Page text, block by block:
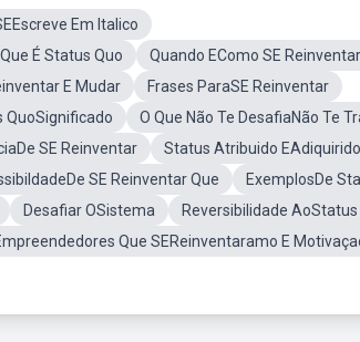
Em Italico
É Status Quo
Quando EComo SE Reinventar
E Mudar
Frases ParaSE Reinventar
QuoSignificado
O Que Não Te DesafiaNão Te
SE Reinventar
Status Atribuido EAdiquirido
SE Reinventar Que
ExemplosDe
Desafiar OSistema
Reversibilidade
Que SEReinventaramo E